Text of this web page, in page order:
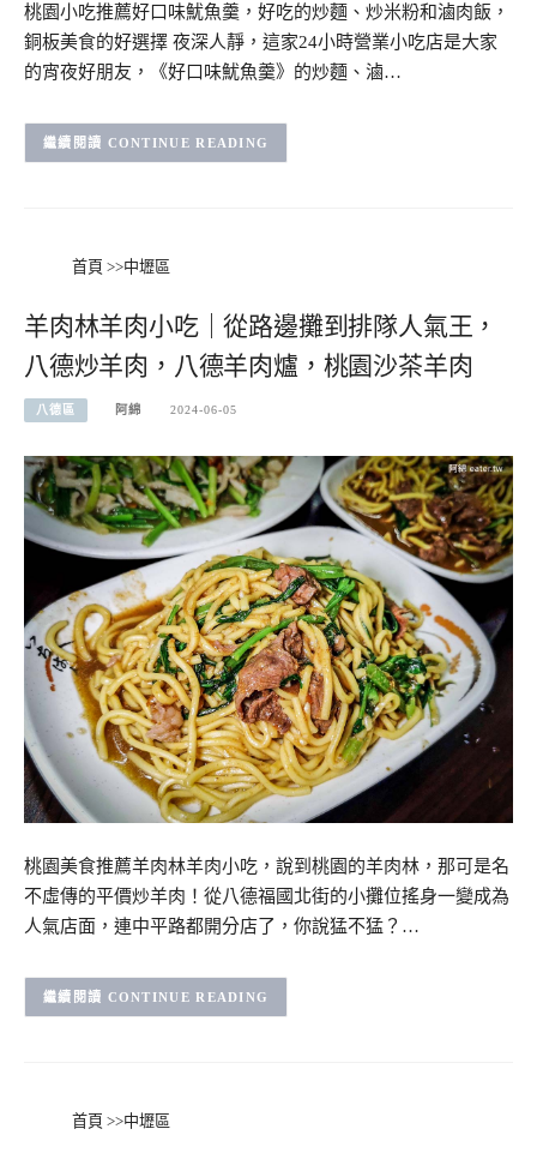
桃園小吃推薦好口味魷魚羹，好吃的炒麵、炒米粉和滷肉飯，
銅板美食的好選擇 夜深人靜，這家24小時營業小吃店是大家
的宵夜好朋友，《好口味魷魚羹》的炒麵、滷…
CONTINUE READING
首頁 >>中壢區
羊肉林羊肉小吃｜從路邊攤到排隊人氣王，
八德炒羊肉，八德羊肉爐，桃園沙茶羊肉
八德區 阿綿 2024-06-05
桃園美食推薦羊肉林羊肉小吃，說到桃園的羊肉林，那可是名
不虛傳的平價炒羊肉！從八德福國北街的小攤位搖身一變成為
人氣店面，連中平路都開分店了，你說猛不猛？…
CONTINUE READING
首頁 >>中壢區